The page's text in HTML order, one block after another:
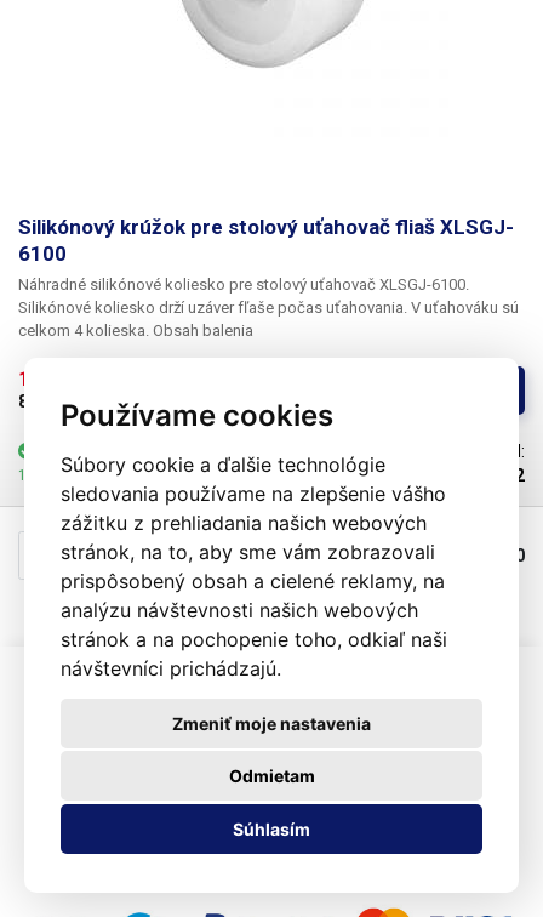
Používame cookies
Súbory cookie a ďalšie technológie
sledovania používame na zlepšenie vášho
zážitku z prehliadania našich webových
stránok, na to, aby sme vám zobrazovali
prispôsobený obsah a cielené reklamy, na
analýzu návštevnosti našich webových
stránok a na pochopenie toho, odkiaľ naši
návštevníci prichádzajú.
Súhlasím
Odmietam
Zmeniť moje nastavenia
Silikónový krúžok pre stolový uťahovač fliaš XLSGJ-
6100
Náhradné silikónové koliesko pre stolový uťahovač XLSGJ-6100.
Silikónové koliesko drží uzáver fľaše počas uťahovania. V uťahováku sú
celkom 4 kolieska. Obsah balenia
10,21€
8,30€ bez DPH
12.08.2026 môže byť u Vás
Kód:
103952
Previous
1 Next Celkový počet výrobkov: 20
Otváracia doba:
Zobraziť na mape